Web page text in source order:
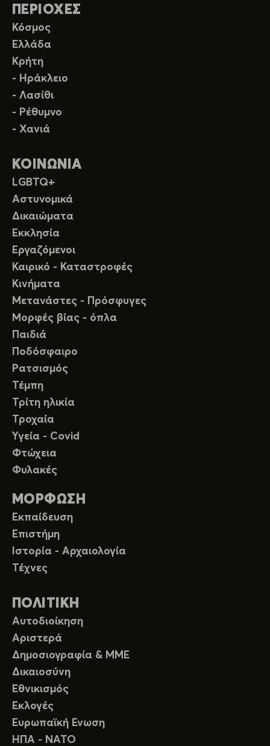
ΠΕΡΙΟΧΕΣ
Κόσμος
Ελλάδα
Κρήτη
- Ηράκλειο
- Λασίθι
- Ρέθυμνο
- Χανιά
ΚΟΙΝΩΝΙΑ
LGBTQ+
Αστυνομικά
Δικαιώματα
Εκκλησία
Εργαζόμενοι
Καιρικό - Καταστροφές
Κινήματα
Μετανάστες - Πρόσφυγες
Μορφές βίας - όπλα
Παιδιά
Ποδόσφαιρο
Ρατσισμός
Τέμπη
Τρίτη ηλικία
Τροχαία
Υγεία - Covid
Φτώχεια
Φυλακές
ΜΟΡΦΩΣΗ
Εκπαίδευση
Επιστήμη
Ιστορία - Αρχαιολογία
Τέχνες
ΠΟΛΙΤΙΚΗ
Αυτοδιοίκηση
Αριστερά
Δημοσιογραφία & ΜΜΕ
Δικαιοσύνη
Εθνικισμός
Εκλογές
Ευρωπαϊκή Ενωση
ΗΠΑ - ΝΑΤΟ